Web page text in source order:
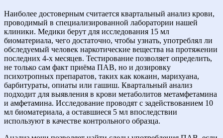
Наиболее достоверным считается квартальный анализ крови,
проводимый в специализированной лаборатории нашей
клиники. Медики берут для исследования 15 мл
биоматериала, чего достаточно, чтобы узнать, употреблял ли
обследуемый человек наркотические вещества на протяжении
последних 4-х месяцев. Тестирование позволяет определить,
не только сам факт приёма ПАВ, но и дозировку
психотропных препаратов, таких как кокаин, марихуана,
барбитураты, опиаты или гашиш. Квартальный анализ
подходит для выявления в крови метаболитов метамфетамина
и амфетамина. Исследование проводят с задействованием 10
мл биоматериала, а оставшиеся 5 мл впоследствии
используют в качестве контрольного образца.